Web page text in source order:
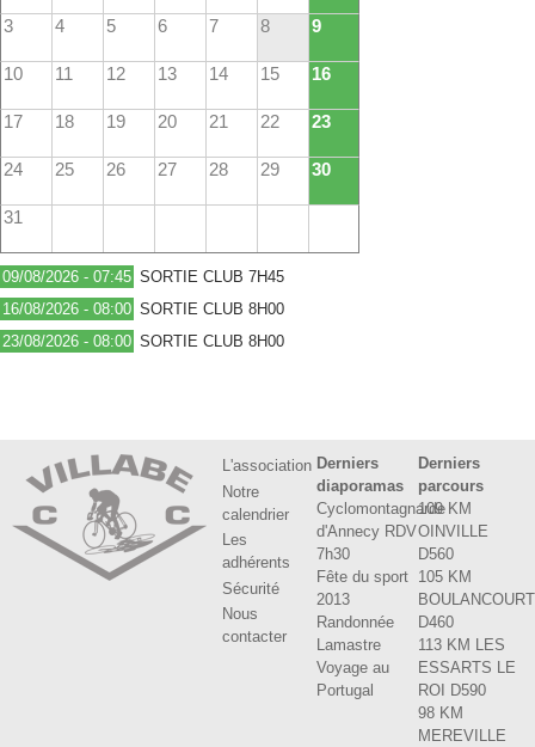
3 4 5 6 7 8 9
10 11 12 13 14 15 16
17 18 19 20 21 22 23
24 25 26 27 28 29 30
31
09/08/2026 - 07:45 SORTIE CLUB 7H45
16/08/2026 - 08:00 SORTIE CLUB 8H00
23/08/2026 - 08:00 SORTIE CLUB 8H00
L'association
Notre
calendrier
Les
adhérents
Sécurité
Nous
contacter
Derniers
diaporamas
Cyclomontagnarde
d'Annecy RDV
7h30
Fête du sport
2013
Randonnée
Lamastre
Voyage au
Portugal
Derniers
parcours
109 KM
OINVILLE
D560
105 KM
BOULANCOURT
D460
113 KM LES
ESSARTS LE
ROI D590
98 KM
MEREVILLE